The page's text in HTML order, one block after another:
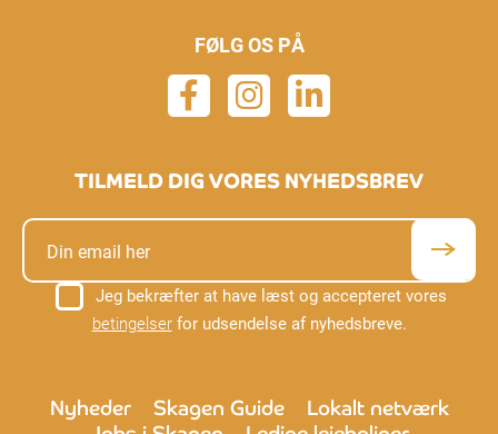
FØLG OS PÅ
TILMELD DIG VORES NYHEDSBREV
Jeg bekræfter at have læst og accepteret vores
betingelserfor udsendelse af nyhedsbreve.
Nyheder Skagen Guide
Lokalt netværk